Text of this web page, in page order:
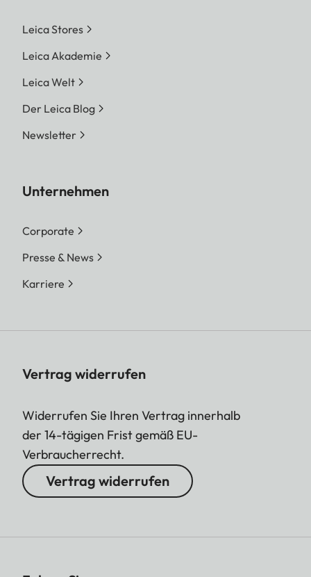
Leica Stores
Leica Akademie
Leica Welt
Der Leica Blog
Newsletter
Unternehmen
Corporate
Presse & News
Karriere
Vertrag widerrufen
Widerrufen Sie Ihren Vertrag innerhalb
der 14-tägigen Frist gemäß EU-
Verbraucherrecht.
Vertrag widerrufen